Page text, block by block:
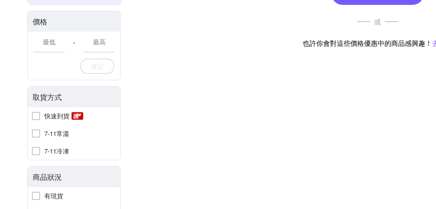
價格
-
確定
取貨方式
快速到貨
7-11常溫
7-11冷凍
商品狀況
有現貨
或
也許你會對這些價格優惠中的商品感興趣！